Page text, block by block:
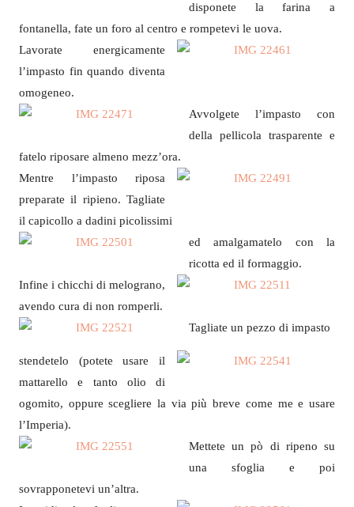
disponete la farina a
fontanella, fate un foro al centro e rompetevi le uova.
Lavorate energicamente
l’impasto fin quando diventa
omogeneo.
Avvolgete l’impasto con
della pellicola trasparente e
fatelo riposare almeno mezz’ora.
Mentre l’impasto riposa
preparate il ripieno. Tagliate
il capicollo a dadini picolissimi
ed amalgamatelo con la
ricotta ed il formaggio.
Infine i chicchi di melograno,
avendo cura di non romperli.
Tagliate un pezzo di impasto
stendetelo (potete usare il
mattarello e tanto olio di
ogomito, oppure scegliere la via più breve come me e usare
l’Imperia).
Mettete un pò di ripeno su
una sfoglia e poi
sovrapponetevi un’altra.